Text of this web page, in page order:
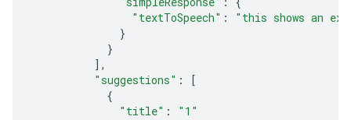
"textToSpeech" :
"this shows an
}
}
],
"suggestions" :
[
{
"title" :
"1"